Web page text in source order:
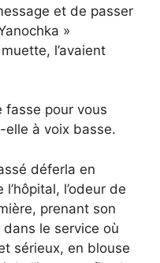
et de passer
»
l’avaient
fasse pour vous
à voix basse.
déferla en
l’odeur de
prenant son
le service où
sérieux, en blouse